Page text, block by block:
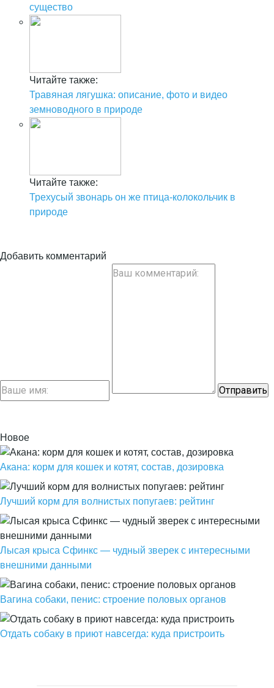
существо
Читайте также:
Травяная лягушка: описание, фото и видео
земноводного в природе
Читайте также:
Трехусый звонарь он же птица-колокольчик в
природе
Добавить комментарий
Новое
Акана: корм для кошек и котят, состав, дозировка
Лучший корм для волнистых попугаев: рейтинг
Лысая крыса Сфинкс — чудный зверек с интересными
внешними данными
Вагина собаки, пенис: строение половых органов
Отдать собаку в приют навсегда: куда пристроить